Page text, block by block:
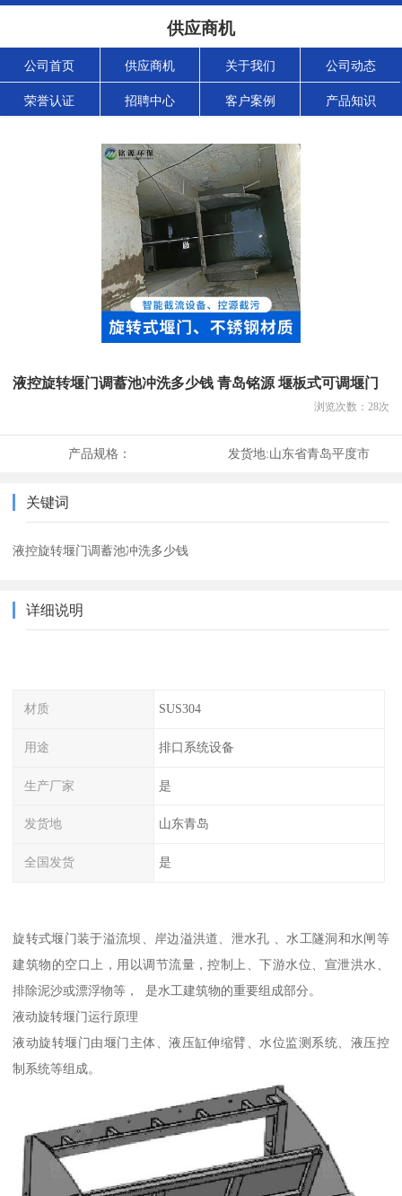
供应商机
公司首页 供应商机 关于我们 公司动态
荣誉认证 招聘中心 客户案例 产品知识
液控旋转堰门调蓄池冲洗多少钱 青岛铭源 堰板式可调堰门
浏览次数： 28次
产品规格： 发货地:山东省青岛平度市
关键词
液控旋转堰门调蓄池冲洗多少钱
详细说明
材质 SUS304
用途 排口系统设备
生产厂家 是
发货地 山东青岛
全国发货 是
旋转式堰门装于溢流坝、岸边溢洪道、泄水孔 、水工隧洞和水闸等
建筑物的空口上，用以调节流量，控制上、下游水位、宣泄洪水、
排除泥沙或漂浮物等， 是水工建筑物的重要组成部分。
液动旋转堰门运行原理
液动旋转堰门由堰门主体、液压缸伸缩臂、水位监测系统、液压控
制系统等组成。